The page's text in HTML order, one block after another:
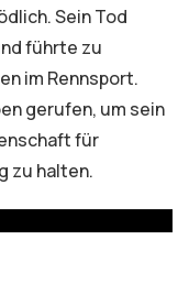
Sein Tod
führte zu
im Rennsport.
gerufen, um sein
für
zu halten.